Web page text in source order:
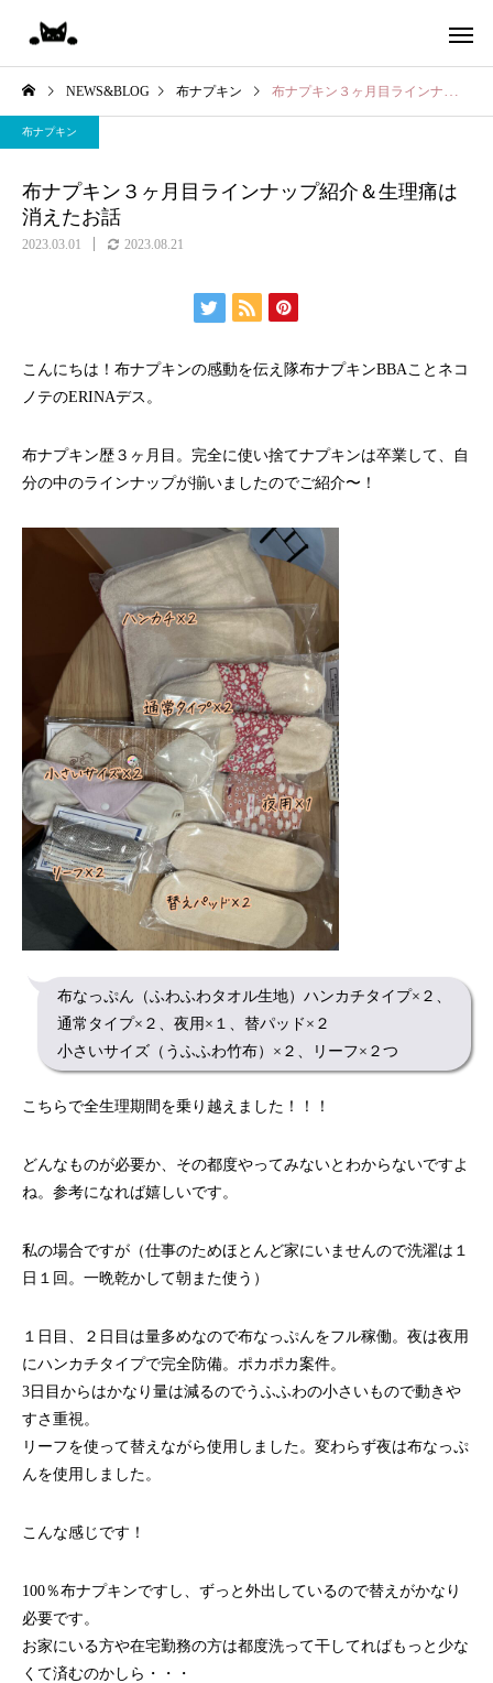
NEWS&BLOG 布ナプキン 布ナプキン３ヶ月目ラインナップ紹介＆生理痛は消えたお話
布ナプキン
布ナプキン３ヶ月目ラインナップ紹介＆生理痛は
消えたお話
2023.03.01 2023.08.21
こんにちは！布ナプキンの感動を伝え隊布ナプキンBBAことネコ
ノテのERINAデス。
布ナプキン歴３ヶ月目。完全に使い捨てナプキンは卒業して、自
分の中のラインナップが揃いましたのでご紹介〜！
布なっぷん（ふわふわタオル生地）ハンカチタイプ×２、
通常タイプ×２、夜用×１、替パッド×２
小さいサイズ（うふふわ竹布）×２、リーフ×２つ
こちらで全生理期間を乗り越えました！！！
どんなものが必要か、その都度やってみないとわからないですよ
ね。参考になれば嬉しいです。
私の場合ですが（仕事のためほとんど家にいませんので洗濯は１
日１回。一晩乾かして朝また使う）
１日目、２日目は量多めなので布なっぷんをフル稼働。夜は夜用
にハンカチタイプで完全防備。ポカポカ案件。
3日目からはかなり量は減るのでうふふわの小さいもので動きや
すさ重視。
リーフを使って替えながら使用しました。変わらず夜は布なっぷ
んを使用しました。
こんな感じです！
100％布ナプキンですし、ずっと外出しているので替えがかなり
必要です。
お家にいる方や在宅勤務の方は都度洗って干してればもっと少な
くて済むのかしら・・・